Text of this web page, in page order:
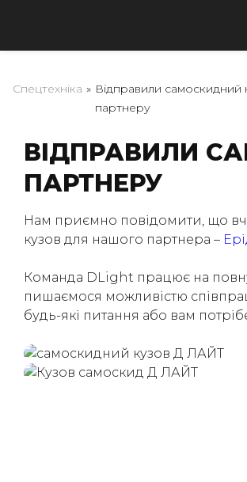
(050) 347-27-05
Спецтехніка » Відправили
партнеру
ВІДПРАВИЛИ
ПАРТНЕРУ
Нам приємно повідомити, що
кузов для нашого партнера –
Команда DLight працює на
пишаємося можливістю
будь-які питання або вам